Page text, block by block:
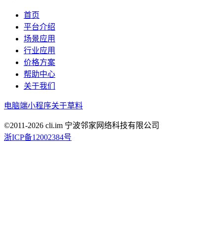
首页
平台介绍
场景应用
行业应用
价格方案
帮助中心
关于我们
电脑端小程序关于草料
©2011-2026 cli.im 宁波邻家网络科技有限公司
浙ICP备12002384号